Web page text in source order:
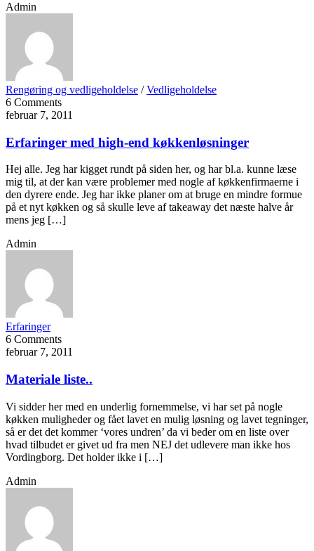
Admin
Rengøring og vedligeholdelse /Vedligeholdelse
6 Comments
februar 7, 2011
Erfaringer med high-end køkkenløsninger
Hej alle. Jeg har kigget rundt på siden her, og har bl.a. kunne læse
mig til, at der kan være problemer med nogle af køkkenfirmaerne i
den dyrere ende. Jeg har ikke planer om at bruge en mindre formue
på et nyt køkken og så skulle leve af takeaway det næste halve år
mens jeg […]
Admin
Erfaringer
6 Comments
februar 7, 2011
Materiale liste..
Vi sidder her med en underlig fornemmelse, vi har set på nogle
køkken muligheder og fået lavet en mulig løsning og lavet tegninger,
så er det det kommer ‘vores undren’ da vi beder om en liste over
hvad tilbudet er givet ud fra men NEJ det udlevere man ikke hos
Vordingborg. Det holder ikke i […]
Admin